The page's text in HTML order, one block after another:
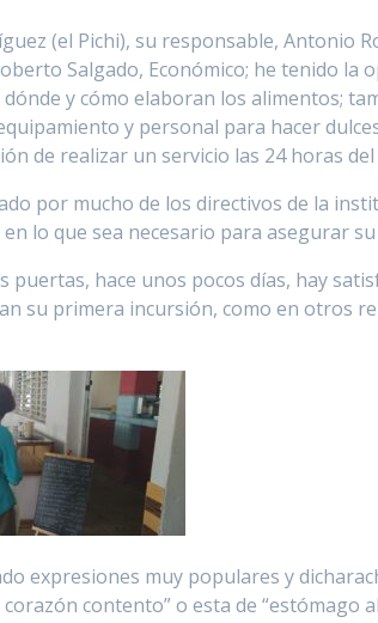
(el Pichi), su responsable, Antonio
Salgado, Económico; he tenido la
y cómo elaboran los alimentos;
y personal para hacer
de realizar un servicio las 24 horas del
por mucho de los directivos de la
lo que sea necesario para asegurar
puertas, hace unos pocos días, hay
su primera incursión, como en otros
expresiones muy populares y
contento” o esta de “estómago